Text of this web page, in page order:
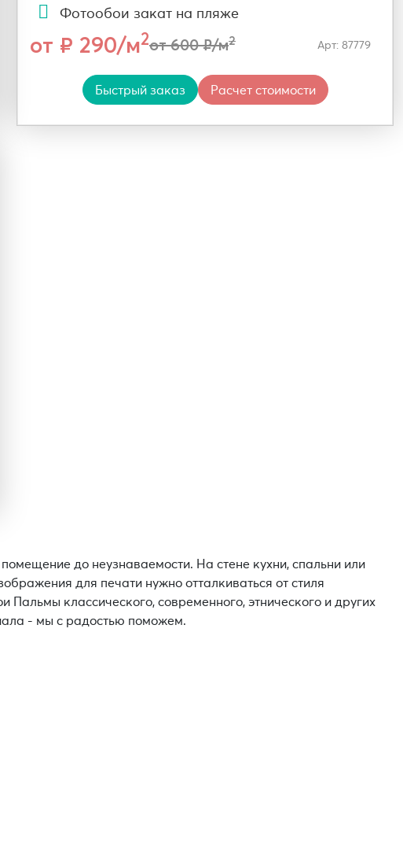
Фотообои закат на пляже
от ₽ 290/м2от 600 ₽/м2 Арт: 87779
Быстрый заказ Расчет стоимости
до неузнаваемости. На стене кухни, спальни или
для печати нужно отталкиваться от стиля
классического, современного, этнического и других
- мы с радостью поможем.